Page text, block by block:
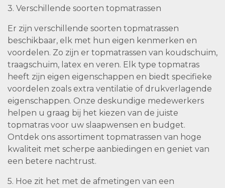
3. Verschillende soorten topmatrassen
Er zijn verschillende soorten topmatrassen
beschikbaar, elk met hun eigen kenmerken en
voordelen. Zo zijn er topmatrassen van koudschuim,
traagschuim, latex en veren. Elk type topmatras
heeft zijn eigen eigenschappen en biedt specifieke
voordelen zoals extra ventilatie of drukverlagende
eigenschappen. Onze deskundige medewerkers
helpen u graag bij het kiezen van de juiste
topmatras voor uw slaapwensen en budget.
Ontdek ons assortiment topmatrassen van hoge
kwaliteit met scherpe aanbiedingen en geniet van
een betere nachtrust.
5. Hoe zit het met de afmetingen van een